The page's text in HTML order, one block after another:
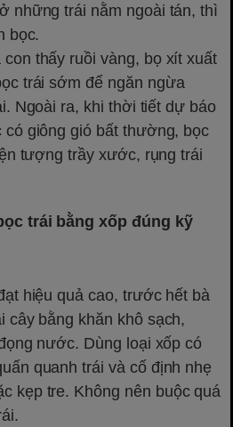
những trái nằm ngoài tán, thì
bọc.
thấy ruồi vàng, bọ xít xuất
trái sớm để ngăn ngừa
Ngoài ra, khi thời tiết dự báo
có giông gió bất thường, bọc
tượng trầy xước, rụng trái
trái bằng xốp đúng kỹ
hiệu quả cao, trước hết bà
cây bằng khăn khô sạch,
nước. Dùng loại xốp có
quanh trái và cố định nhẹ
kẹp tre. Không nên buộc quá